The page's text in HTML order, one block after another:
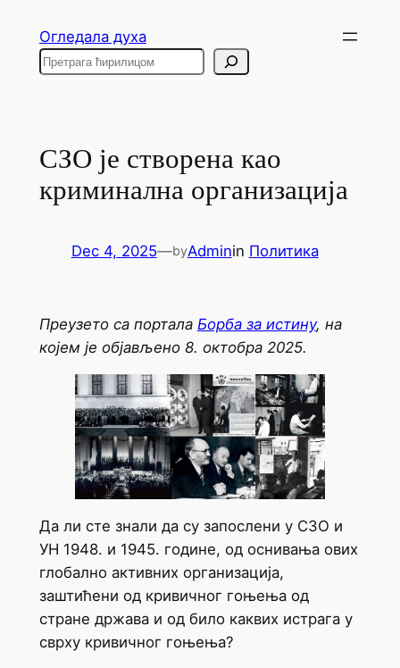
content
Огледала духа
Search
СЗО је створена као
криминална организација
Dec 4, 2025—byAdminin Политика
Преузето са портала Борба за истину, на
којем је објављено 8. октобра 2025.
Да ли сте знали да су запослени у СЗО и
УН 1948. и 1945. године, од оснивања ових
глобално активних организација,
заштићени од кривичног гоњења од
стране држава и од било каквих истрага у
сврху кривичног гоњења?